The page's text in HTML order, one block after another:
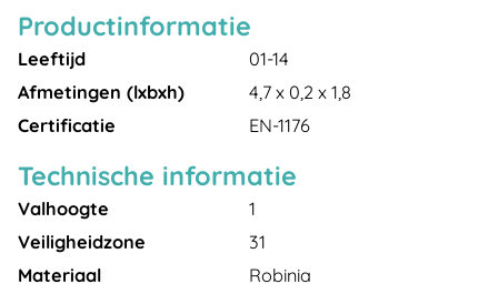
Productinformatie
Leeftijd
01-14
Afmetingen (lxbxh)
4,7 x 0,2 x 1,8
Certificatie
EN-1176
Technische informatie
Valhoogte
1
Veiligheidzone
31
Materiaal
Robinia